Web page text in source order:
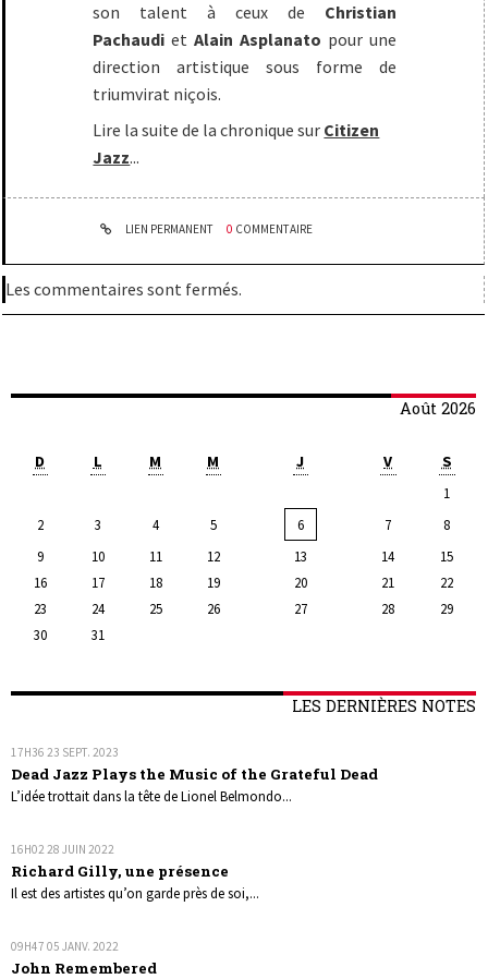
Août 2026
D L M M J V S
1
2
3 4 5 6 7
8
9
10 11 12 13 14
15
16
17 18 19 20 21
22
23
24 25 26 27 28
29
30
31
LES DERNIÈRES NOTES
17H36 23 SEPT. 2023
Dead Jazz Plays the Music of the Grateful Dead
L’idée trottait dans la tête de Lionel Belmondo...
16H02 28 JUIN 2022
Richard Gilly, une présence
Il est des artistes qu’on garde près de soi,...
09H47 05 JANV. 2022
John Remembered
son talent à ceux de Christian
Pachaudi etAlain Asplanato pour une
direction artistique sous forme de
triumvirat niçois.
Lire la suite de la chronique sur Citizen
Jazz...
LIEN PERMANENT 0 COMMENTAIRE
Les commentaires sont fermés.